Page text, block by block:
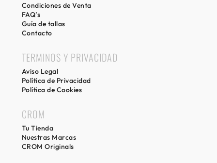
Condiciones de Venta
FAQ’s
Guía de tallas
Contacto
TERMINOS Y PRIVACIDAD
Aviso Legal
Política de Privacidad
Política de Cookies
CROM
Tu Tienda
Nuestras Marcas
CROM Originals